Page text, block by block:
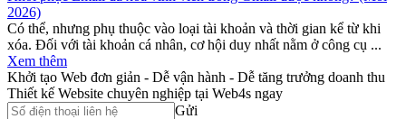
2026)
Có thể, nhưng phụ thuộc vào loại tài khoản và thời gian kể từ khi
xóa. Đối với tài khoản cá nhân, cơ hội duy nhất nằm ở công cụ ...
Xem thêm
Khởi tạo Web đơn giản - Dễ vận hành - Dễ tăng trưởng doanh thu
Thiết kế Website chuyên nghiệp tại Web4s ngay
Gửi